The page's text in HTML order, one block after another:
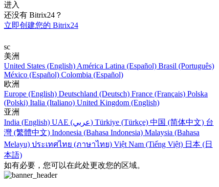
进入
还没有 Bitrix24？
立即创建您的 Bitrix24
sc
美洲
United States (English) América Latina (Español) Brasil (Português)
México (Español) Colombia (Español)
欧洲
Europe (English) Deutschland (Deutsch) France (Français) Polska
(Polski) Italia (Italiano) United Kingdom (English)
亚洲
India (English)
UAE (عربي) Türkiye (Türkçe) 中国 (简体中文) 台
灣 (繁體中文) Indonesia (Bahasa Indonesia) Malaysia (Bahasa
Melayu) ประเทศไทย (ภาษาไทย) Việt Nam (Tiếng Việt) 日本 (日
本語)
如有必要，您可以在此处更改您的区域。